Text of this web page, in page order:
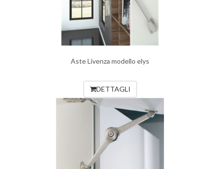
Aste Livenza modello elys
DETTAGLI